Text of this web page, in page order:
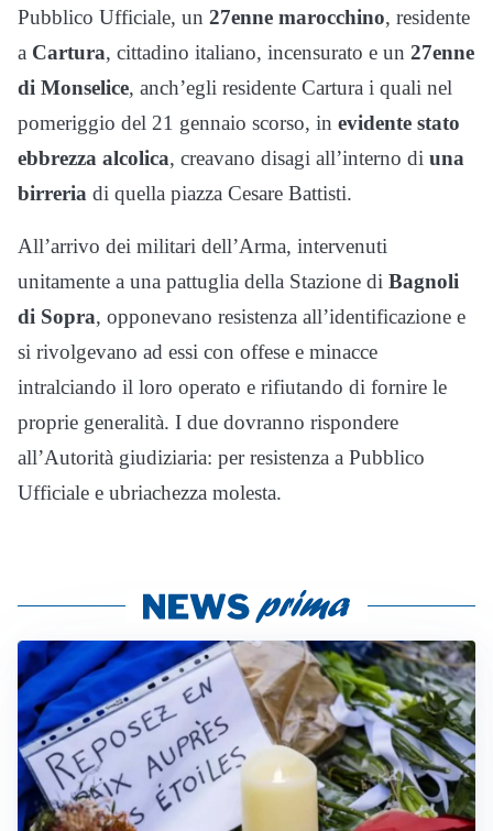
Pubblico Ufficiale, un 27enne marocchino, residente
a Cartura, cittadino italiano, incensurato e un 27enne
di Monselice, anch’egli residente Cartura i quali nel
pomeriggio del 21 gennaio scorso, in evidente stato
ebbrezza alcolica, creavano disagi all’interno di una
birreria di quella piazza Cesare Battisti.
All’arrivo dei militari dell’Arma, intervenuti
unitamente a una pattuglia della Stazione di Bagnoli
di Sopra, opponevano resistenza all’identificazione e
si rivolgevano ad essi con offese e minacce
intralciando il loro operato e rifiutando di fornire le
proprie generalità. I due dovranno rispondere
all’Autorità giudiziaria: per resistenza a Pubblico
Ufficiale e ubriachezza molesta.